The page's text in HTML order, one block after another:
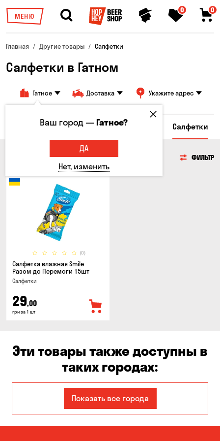
МЕНЮ
0 0
Главная Другие товары Салфетки
Салфетки в Гатном
Гатное Доставка Укажите адрес
Подарочные пакеты Салфетки
САЛФЕТКИ ФИЛЬТР
(0)
Салфетка влажная Smile
Разом до Перемоги 15шт
Салфетки
29,00
грн за 1 шт
Эти товары также доступны в
таких городах:
Белогородка
Вита-Почтовая Вишневое
Показать все города
Ваш город —Гатное?
ДА
Нет, изменить